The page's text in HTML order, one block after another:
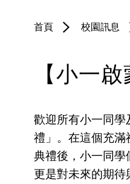
首頁 校園訊息
【小一啟
歡迎所有小一同
禮」。在這個充滿
典禮後，小一同學
更是對未來的期待